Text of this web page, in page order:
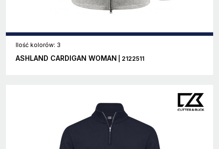
Ilość kolorów: 3
ASHLAND CARDIGAN WOMAN | 2122511